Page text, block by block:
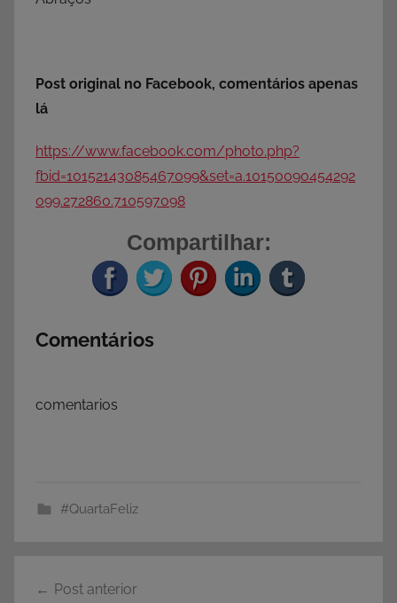
Post original no Facebook, comentários apenas
lá
https://www.facebook.com/photo.php?
fbid=10152143085467099&set=a.10150090454292
099.272860.710597098
Compartilhar:
Comentários
comentarios
#QuartaFeliz
Post anterior